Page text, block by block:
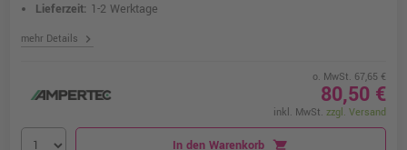
Lieferzeit: 1-2 Werktage
mehr Details chevron_right
o. MwSt. 67,65 €
80,50 €
inkl. MwSt. zzgl. Versand
In den Warenkorb shopping_cart